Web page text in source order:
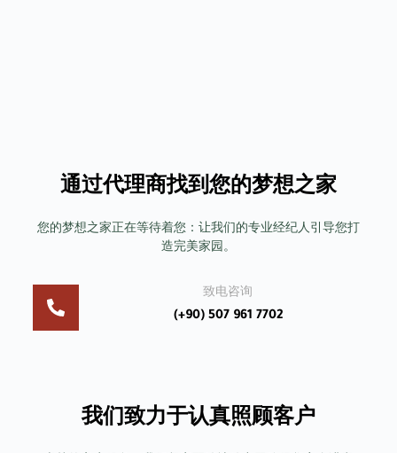
通过代理商找到您的梦想之家
您的梦想之家正在等待着您：让我们的专业经纪人引导您打
造完美家园。
致电咨询
(+90) 507 961 7702
我们致力于认真照顾客户